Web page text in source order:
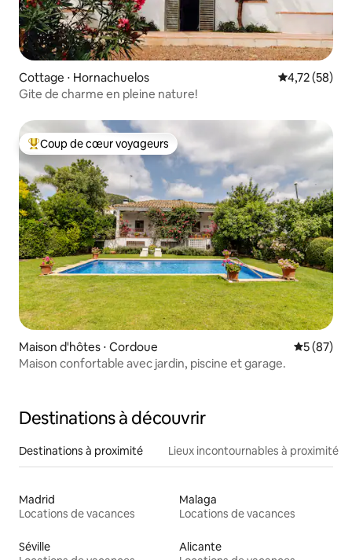
Cottage ⋅ Hornachuelos Évaluation
4,72 (58)
Gite de charme en pleine nature!
Coups de cœur voyageurs les plus appréciés
Coup de cœur voyageurs
Maison d'hôtes ⋅ Cordoue
5 (87)
Maison confortable avec jardin, piscine et garage.
Destinations à découvrir
Destinations à proximité Lieux incontournables à proximité
Madrid
Locations de vacances
Malaga
Locations de vacances
Séville
Alicante